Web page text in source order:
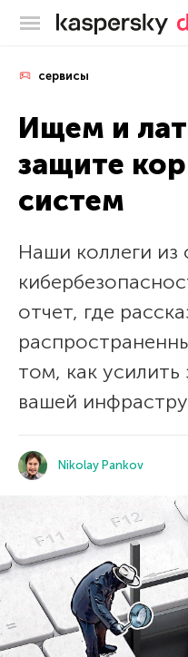
сервисы
Ищем и
защите
систем
Наши коллеги из
отчет, где
том, как
вашей
Nikolay Pankov